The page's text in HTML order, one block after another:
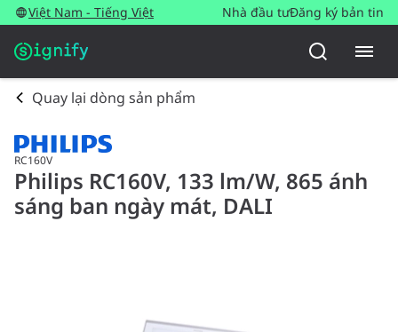
Việt Nam - Tiếng Việt Nhà đầu tưĐăng ký bản tin
Quay lại dòng sản phẩm
RC160V
Philips RC160V, 133 lm/W, 865 ánh
sáng ban ngày mát, DALI